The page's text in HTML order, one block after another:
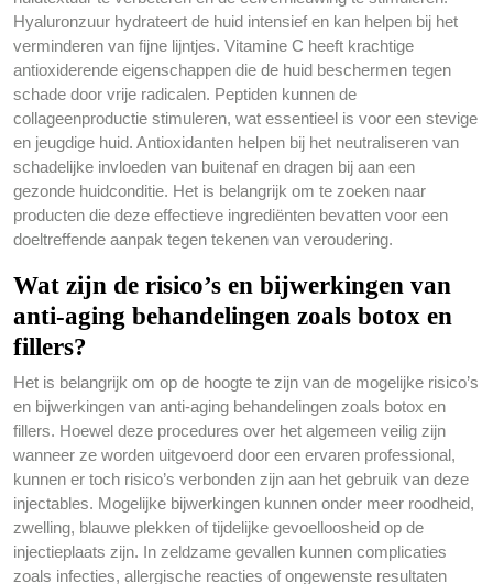
Hyaluronzuur hydrateert de huid intensief en kan helpen bij het
verminderen van fijne lijntjes. Vitamine C heeft krachtige
antioxiderende eigenschappen die de huid beschermen tegen
schade door vrije radicalen. Peptiden kunnen de
collageenproductie stimuleren, wat essentieel is voor een stevige
en jeugdige huid. Antioxidanten helpen bij het neutraliseren van
schadelijke invloeden van buitenaf en dragen bij aan een
gezonde huidconditie. Het is belangrijk om te zoeken naar
producten die deze effectieve ingrediënten bevatten voor een
doeltreffende aanpak tegen tekenen van veroudering.
Wat zijn de risico’s en bijwerkingen van
anti-aging behandelingen zoals botox en
fillers?
Het is belangrijk om op de hoogte te zijn van de mogelijke risico’s
en bijwerkingen van anti-aging behandelingen zoals botox en
fillers. Hoewel deze procedures over het algemeen veilig zijn
wanneer ze worden uitgevoerd door een ervaren professional,
kunnen er toch risico’s verbonden zijn aan het gebruik van deze
injectables. Mogelijke bijwerkingen kunnen onder meer roodheid,
zwelling, blauwe plekken of tijdelijke gevoelloosheid op de
injectieplaats zijn. In zeldzame gevallen kunnen complicaties
zoals infecties, allergische reacties of ongewenste resultaten